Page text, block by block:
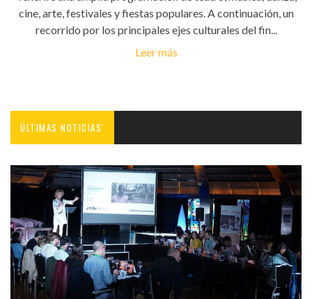
cine, arte, festivales y fiestas populares. A continuación, un
recorrido por los principales ejes culturales del fin...
Leer más
ÚLTIMAS NOTICIAS'